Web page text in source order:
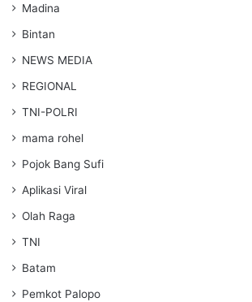
Madina
Bintan
NEWS MEDIA
REGIONAL
TNI-POLRI
mama rohel
Pojok Bang Sufi
Aplikasi Viral
Olah Raga
TNI
Batam
Pemkot Palopo